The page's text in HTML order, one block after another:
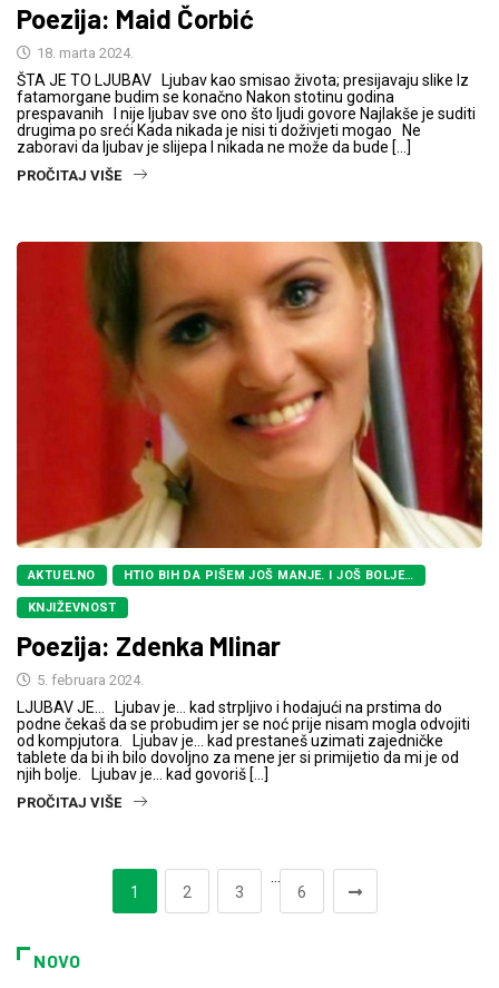
Poezija: Maid Čorbić
18. marta 2024.
ŠTA JE TO LJUBAV Ljubav kao smisao života; presijavaju slike Iz
fatamorgane budim se konačno Nakon stotinu godina
prespavanih I nije ljubav sve ono što ljudi govore Najlakše je suditi
drugima po sreći Kada nikada je nisi ti doživjeti mogao Ne
zaboravi da ljubav je slijepa I nikada ne može da bude […]
PROČITAJ VIŠE
AKTUELNO HTIO BIH DA PIŠEM JOŠ MANJE. I JOŠ BOLJE…
KNJIŽEVNOST
Poezija: Zdenka Mlinar
5. februara 2024.
LJUBAV JE… Ljubav je… kad strpljivo i hodajući na prstima do
podne čekaš da se probudim jer se noć prije nisam mogla odvojiti
od kompjutora. Ljubav je… kad prestaneš uzimati zajedničke
tablete da bi ih bilo dovoljno za mene jer si primijetio da mi je od
njih bolje. Ljubav je… kad govoriš […]
PROČITAJ VIŠE
1 2 3
…
6
NOVO